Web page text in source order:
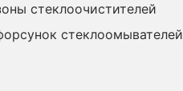
стеклоочистителей
стеклоомывателей